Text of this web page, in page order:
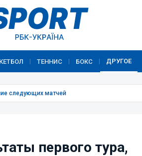
ТЕННИС БОКС ДРУГОЕ
следующих матчей
первого тура,